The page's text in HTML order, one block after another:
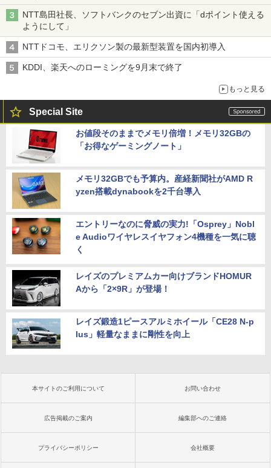
穴と楽天モバイルの課題
NTT島田社長、ソフトバンクのセブン出資に「dポイント使える
ようにして」
NTTドコモ、エリクソン製の最新型装置を国内初導入
KDDI、楽天へのローミングを9月末で終了
もっと見る
Special Site
お値段そのままでメモリ倍増！メモリ32GBの
「お得なゲーミングノート」
メモリ32GBでも予算内。産経新聞社がAMD R
yzen搭載dynabookを2千台導入
エントリーなのに脅威の実力!「Osprey」Nobl
e Audioワイヤレスイヤフォン4機種を一気に聴
く
レイズのプレミアムカー向けブランドHOMUR
Aから「2×9R」が登場！
レイズ鍛造1ピースアルミホイール「CE28 N-p
lus」軽量なままに剛性を向上
本サイトのご利用について お問い合わせ
広告掲載のご案内 編集部へのご連絡
プライバシーポリシー 会社概要